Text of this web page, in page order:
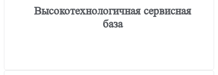
Высокотехнологичная сервисная
база